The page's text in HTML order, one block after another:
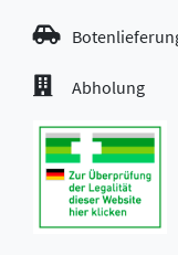
Abholung